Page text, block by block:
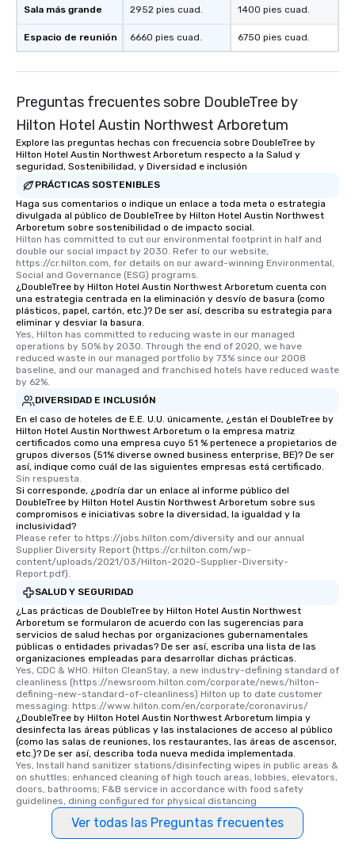
hour, to providing
for dinner which lead
unforgettable all
of the way to make
options available for
and every budget.
Sala más grande
Espacio de reunión
2952 pies cuad.
6660 pies cuad.
1400 pies cuad.
6750 pies cuad.
Preguntas frecuentes sobre DoubleTree by
Hilton Hotel Austin Northwest Arboretum
Explore las preguntas hechas con frecuencia sobre DoubleTree by
Hilton Hotel Austin Northwest Arboretum respecto a la Salud y
seguridad, Sostenibilidad, y Diversidad e inclusión
PRÁCTICAS SOSTENIBLES
Haga sus comentarios o indique un enlace a toda meta o estrategia
divulgada al público de DoubleTree by Hilton Hotel Austin Northwest
Arboretum sobre sostenibilidad o de impacto social.
Hilton has committed to cut our environmental footprint in half and
double our social impact by 2030. Refer to our website,
https://cr.hilton.com, for details on our award-winning Environmental,
Social and Governance (ESG) programs.
¿DoubleTree by Hilton Hotel Austin Northwest Arboretum cuenta con
una estrategia centrada en la eliminación y desvío de basura (como
plásticos, papel, cartón, etc.)? De ser así, describa su estrategia para
eliminar y desviar la basura.
Yes, Hilton has committed to reducing waste in our managed
operations by 50% by 2030. Through the end of 2020, we have
reduced waste in our managed portfolio by 73% since our 2008
baseline, and our managed and franchised hotels have reduced waste
by 62%.
DIVERSIDAD E INCLUSIÓN
En el caso de hoteles de E.E. U.U. únicamente, ¿están el DoubleTree by
Hilton Hotel Austin Northwest Arboretum o la empresa matriz
certificados como una empresa cuyo 51 % pertenece a propietarios de
grupos diversos (51% diverse owned business enterprise, BE)? De ser
así, indique como cuál de las siguientes empresas está certificado.
Sin respuesta.
Si corresponde, ¿podría dar un enlace al informe público del
DoubleTree by Hilton Hotel Austin Northwest Arboretum sobre sus
compromisos e iniciativas sobre la diversidad, la igualdad y la
inclusividad?
Please refer to https://jobs.hilton.com/diversity and our annual
Supplier Diversity Report (https://cr.hilton.com/wp-
content/uploads/2021/03/Hilton-2020-Supplier-Diversity-
Report.pdf).
SALUD Y SEGURIDAD
¿Las prácticas de DoubleTree by Hilton Hotel Austin Northwest
Arboretum se formularon de acuerdo con las sugerencias para
servicios de salud hechas por organizaciones gubernamentales
públicas o entidades privadas? De ser así, escriba una lista de las
organizaciones empleadas para desarrollar dichas prácticas.
Yes, CDC & WHO. Hilton CleanStay, a new industry-defining standard of
cleanliness (https://newsroom.hilton.com/corporate/news/hilton-
defining-new-standard-of-cleanliness) Hilton up to date customer
messaging: https://www.hilton.com/en/corporate/coronavirus/
¿DoubleTree by Hilton Hotel Austin Northwest Arboretum limpia y
desinfecta las áreas públicas y las instalaciones de acceso al público
(como las salas de reuniones, los restaurantes, las áreas de ascensor,
etc.)? De ser así, describa toda nueva medida implementada.
Yes, Install hand sanitizer stations/disinfecting wipes in public areas &
on shuttles; enhanced cleaning of high touch areas, lobbies, elevators,
doors, bathrooms; F&B service in accordance with food safety
guidelines, dining configured for physical distancing
Ver todas las Preguntas frecuentes